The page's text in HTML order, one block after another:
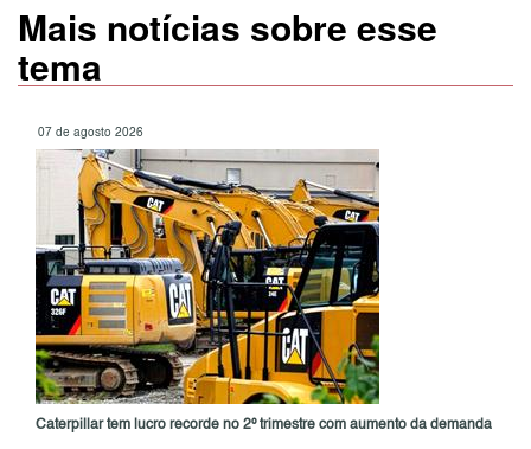
Mais notícias sobre esse
tema
07 de agosto 2026
Caterpillar tem lucro recorde no 2º trimestre com aumento da demanda